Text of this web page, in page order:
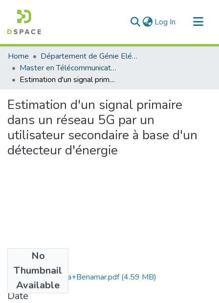
Log In (current)
Communities & Collections
All of DSpace
Statistics
Home
Département de Génie Eléctrique et Electronique
Master en Télécommunication
Estimation d'un signal primaire dans un réseau 5G par un utilisateur secondaire à base d'un détecteur d'énergie
Estimation d'un signal primaire
dans un réseau 5G par un
utilisateur secondaire à base d'un
détecteur d'énergie
No
Thumbnail
Available
Ms.tel.benmostefa+Benamar.pdf(4.59 MB)
Date